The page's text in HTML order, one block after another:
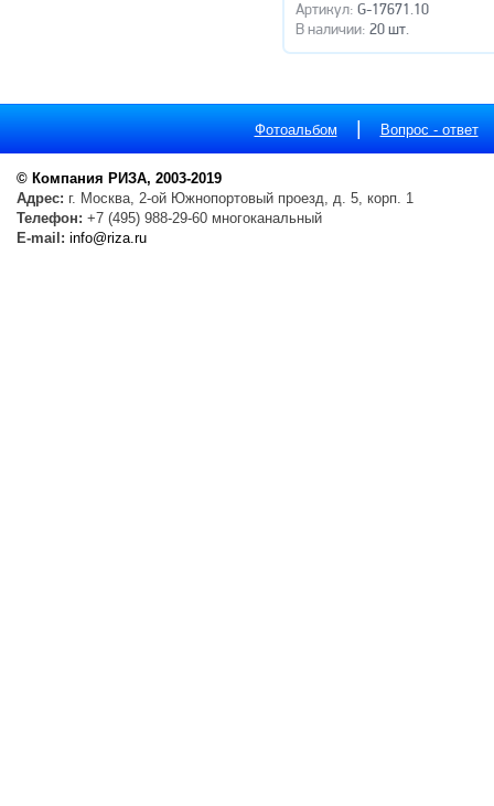
Артикул: G-17671.10
В наличии: 20 шт.
Фотоальбом | Вопрос - ответ
© Компания РИЗА, 2003-2019
Адрес: г. Москва, 2-ой Южнопортовый проезд, д. 5, корп. 1
Телефон: +7 (495) 988-29-60 многоканальный
E-mail: info@riza.ru